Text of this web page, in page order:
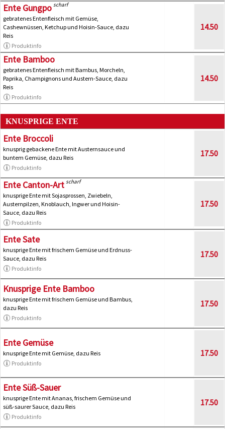
Ente Gungpo scharf
gebratenes Entenfleisch mit Gemüse,
Cashewnüssen, Ketchup und Hoisin-Sauce, dazu
Reis
Produktinfo
14.50
Ente Bamboo
gebratenes Entenfleisch mit Bambus, Morcheln,
Paprika, Champignons und Austern-Sauce, dazu
Reis
Produktinfo
14.50
KNUSPRIGE ENTE
Ente Broccoli
knusprig gebackene Ente mit Austernsauce und
buntem Gemüse, dazu Reis
Produktinfo
17.50
Ente Canton-Art scharf
knusprige Ente mit Sojasprossen, Zwiebeln,
Austernpilzen, Knoblauch, Ingwer und Hoisin-
Sauce, dazu Reis
Produktinfo
17.50
Ente Sate
knusprige Ente mit frischem Gemüse und Erdnuss-
Sauce, dazu Reis
Produktinfo
17.50
Knusprige Ente Bamboo
knusprige Ente mit frischem Gemüse und Bambus,
dazu Reis
Produktinfo
17.50
Ente Gemüse
knusprige Ente mit Gemüse, dazu Reis
Produktinfo
17.50
Ente Süß-Sauer
knusprige Ente mit Ananas, frischem Gemüse und
süß-saurer Sauce, dazu Reis
Produktinfo
17.50